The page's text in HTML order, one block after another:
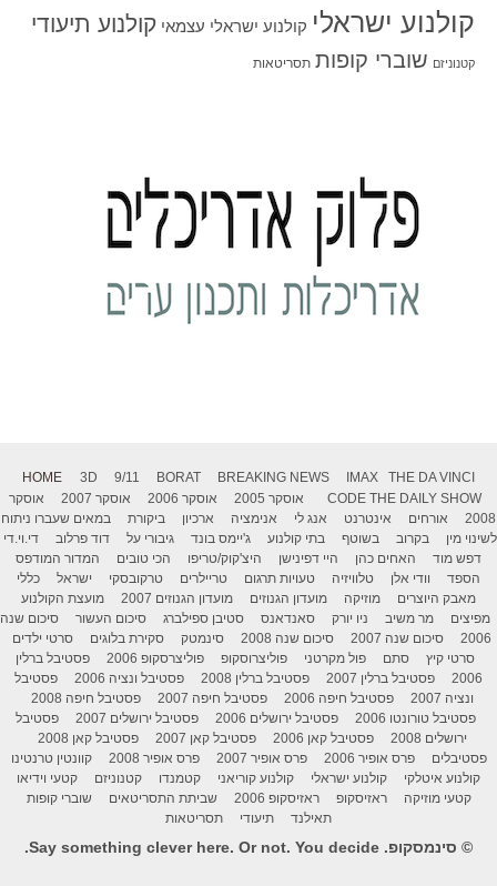
קולנוע ישראלי קולנוע ישראלי עצמאי קולנוע תיעודי
קטנוניזם שוברי קופות תסריטאות
HOME 3D 9/11 BORAT BREAKING NEWS IMAX
THE DA VINCI
CODE THE DAILY SHOW אוסקר 2005 אוסקר 2006 אוסקר 2007
אוסקר
2008
אורחים אינטרנט אנג לי אנימציה ארכיון ביקורת
במאים שעברו ניתוח
לשינוי מין
בקרוב בשוטף בתי קולנוע ג'יימס בונד גיבורי על דוד פרלוב
די.וי.די
דפש מוד
האחים כהן היי דפינישן היצ'קוק/טריפו הכי טובים
המדור המודפס
הספד
וודי אלן טלוויזיה טעויות תרגום טריילרים טרקובסקי ישראל
כללי
מאבק היוצרים
מוזיקה מועדון הגנוזים מועדון הגנוזים 2007
מועצת הקולנוע
מפיצים
מר משיב ניו יורק סאנדאנס סטיבן ספילברג סיכום העשור
סיכום שנה
2006
סיכום שנה 2007 סיכום שנה 2008 סינמטק סקירת בלוגים
סרטי ילדים
סרטי קיץ
סתם פול מקרטני פוליצרוסקופ פוליצרסקופ 2006
פסטיבל ברלין
2006
פסטיבל ברלין 2007 פסטיבל ברלין 2008 פסטיבל ונציה 2006
פסטיבל
ונציה 2007
פסטיבל חיפה 2006 פסטיבל חיפה 2007
פסטיבל חיפה 2008
פסטיבל טורונטו 2006
פסטיבל ירושלים 2006 פסטיבל ירושלים 2007
פסטיבל
ירושלים 2008
פסטיבל קאן 2006 פסטיבל קאן 2007
פסטיבל קאן 2008
פסטיבלים
פרס אופיר 2006 פרס אופיר 2007 פרס אופיר 2008
קוונטין טרנטינו
קולנוע איטלקי
קולנוע ישראלי קולנוע קוריאני קטמנדו קטנוניזם
קטעי וידיאו
קטעי מוזיקה
ראזיסקופ ראזיסקופ 2006 שביתת התסריטאים
שוברי קופות
תאילנד
תיעודי תסריטאות
© סינמסקופ. Say something clever here. Or not. You decide.